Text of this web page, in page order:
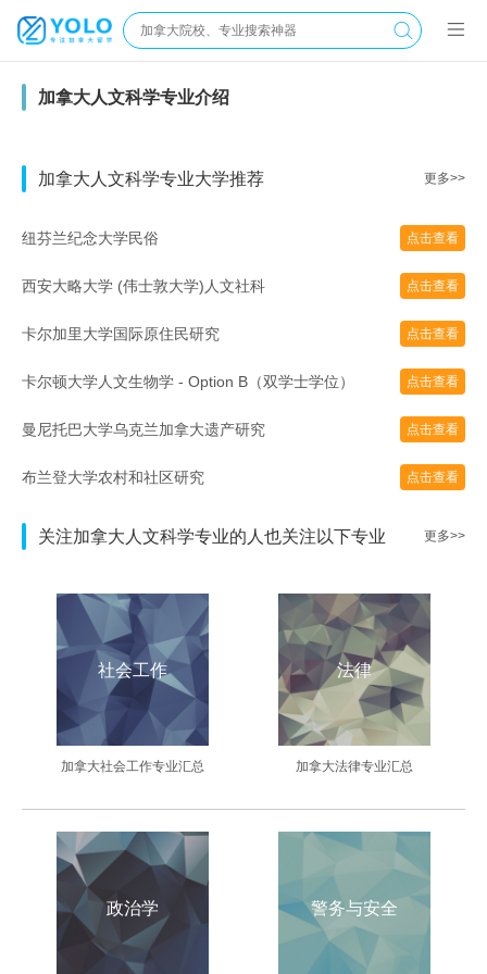
加拿大人文科学专业介绍
加拿大人文科学专业大学推荐 更多>>
纽芬兰纪念大学民俗 点击查看
西安大略大学 (伟士敦大学)人文社科 点击查看
卡尔加里大学国际原住民研究 点击查看
卡尔顿大学人文生物学 - Option B（双学士学位） 点击查看
曼尼托巴大学乌克兰加拿大遗产研究 点击查看
布兰登大学农村和社区研究 点击查看
关注加拿大人文科学专业的人也关注以下专业 更多>>
社会工作
加拿大社会工作专业汇总
法律
加拿大法律专业汇总
政治学 警务与安全